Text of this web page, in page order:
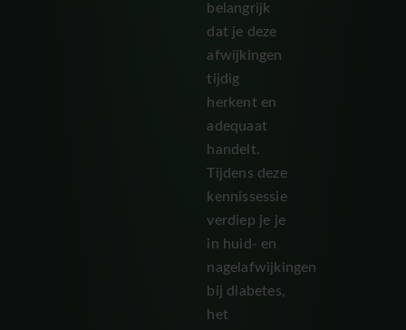
belangrijk
dat je deze
afwijkingen
tijdig
herkent en
adequaat
handelt.
Tijdens deze
kennissessie
verdiep je je
in huid- en
nagelafwijkingen
bij diabetes,
het